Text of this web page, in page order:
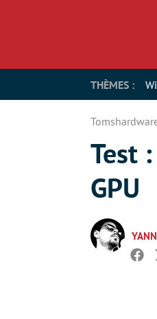
THÈMES :
Test
GPU